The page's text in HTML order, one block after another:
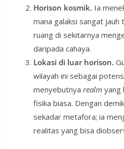
Horison kosmik. Ia
mana galaksi sangat jauh
ruang di sekitarnya
daripada cahaya.
Lokasi di luar horison.
wilayah ini sebagai
menyebutnya realm yang
fisika biasa. Dengan
sekadar metafora; ia
realitas yang bisa